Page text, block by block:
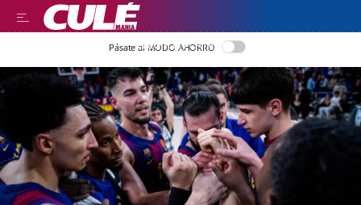
LLEGIR EN CATALÀ
Pásate al MODO AHORRO